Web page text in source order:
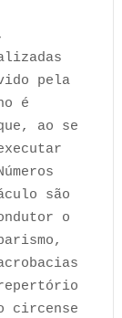
pela
é
ao se
são
o
circense